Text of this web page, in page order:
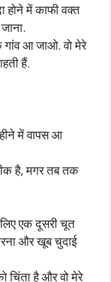
होने में काफी वक्त
गांव आ जाओ. वो मेरे
हैं.
में वापस आ
है, मगर तब तक
एक दूसरी चूत
और खूब चुदाई
चिंता है और वो मेरे